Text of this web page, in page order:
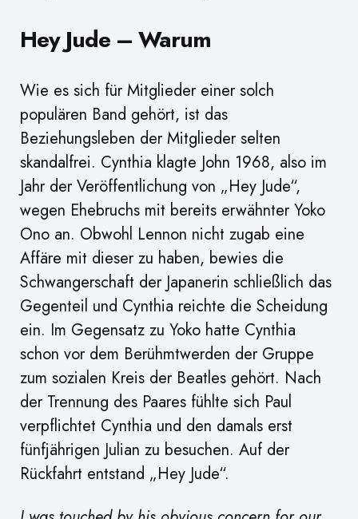
Hey Jude – Warum
Wie es sich für Mitglieder einer solch
populären Band gehört, ist das
Beziehungsleben der Mitglieder selten
skandalfrei. Cynthia klagte John 1968, also im
Jahr der Veröffentlichung von „Hey Jude“,
wegen Ehebruchs mit bereits erwähnter Yoko
Ono an. Obwohl Lennon nicht zugab eine
Affäre mit dieser zu haben, bewies die
Schwangerschaft der Japanerin schließlich das
Gegenteil und Cynthia reichte die Scheidung
ein. Im Gegensatz zu Yoko hatte Cynthia
schon vor dem Berühmtwerden der Gruppe
zum sozialen Kreis der Beatles gehört. Nach
der Trennung des Paares fühlte sich Paul
verpflichtet Cynthia und den damals erst
fünfjährigen Julian zu besuchen. Auf der
Rückfahrt entstand „Hey Jude“.